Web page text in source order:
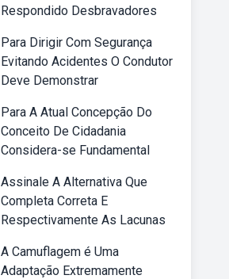
Respondido Desbravadores
Para Dirigir Com Segurança
Evitando Acidentes O Condutor
Deve Demonstrar
Para A Atual Concepção Do
Conceito De Cidadania
Considera-se Fundamental
Assinale A Alternativa Que
Completa Correta E
Respectivamente As Lacunas
A Camuflagem é Uma
Adaptação Extremamente